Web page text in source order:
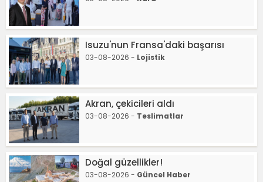
Isuzu'nun Fransa'daki başarısı
03-08-2026 - Lojistik
Akran, çekicileri aldı
03-08-2026 - Teslimatlar
Doğal güzellikler!
03-08-2026 - Güncel Haber